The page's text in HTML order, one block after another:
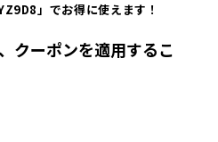
」でお得に使えます！
クーポンを適用するこ